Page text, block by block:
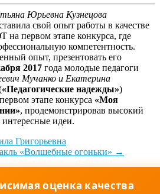
Юрьевна Кузнецова
свой опыт работы в качестве
первом этапе конкурса, где
компетентность.
опыт, презентовать его
2017 года молодые педагоги
Мучанко и Екатерина
«Педагогические надежды»)
этапе конкурса «Моя
, продемонстрировав высокий
идеи.
Григорьевна
«Волшебные огоньки» →
оценка качества